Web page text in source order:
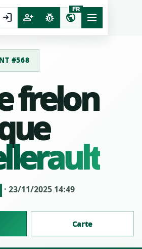
login person_add pest_control public
FR
#568
frelon
· 23/11/2025 14:49
Carte